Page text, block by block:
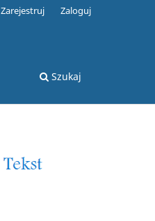
Szukaj
Zarejestruj Zaloguj